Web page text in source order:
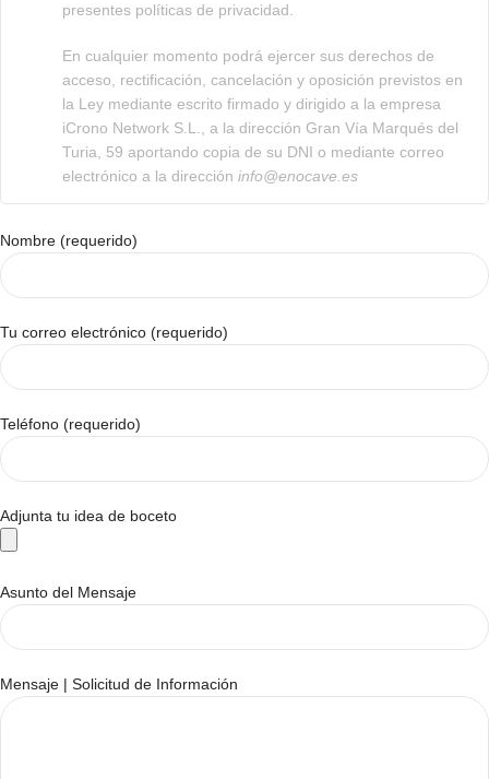
presentes políticas de privacidad.
En cualquier momento podrá ejercer sus derechos de
acceso, rectificación, cancelación y oposición previstos en
la Ley mediante escrito firmado y dirigido a la empresa
iCrono Network S.L., a la dirección Gran Vía Marqués del
Turia, 59 aportando copia de su DNI o mediante correo
electrónico a la dirección info@enocave.es
Nombre (requerido)
Tu correo electrónico (requerido)
Teléfono (requerido)
Adjunta tu idea de boceto
Asunto del Mensaje
Mensaje | Solicitud de Información